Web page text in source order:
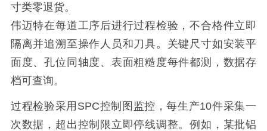
寸类零退货。
伟迈特在每道工序后进行过程检验，不合格件立即
隔离并追溯至操作人员和刀具。关键尺寸如安装平
面度、孔位同轴度、表面粗糙度每件都测，数据存
档可查询。
过程检验采用SPC控制图监控，每生产10件采集一
次数据，超出控制限立即停线调整。例如，某批铝